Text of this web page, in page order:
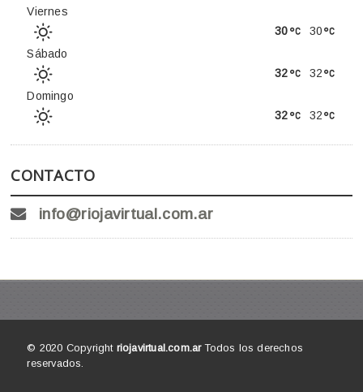
Viernes
30
30
Sábado
32
32
Domingo
32
32
CONTACTO
info@riojavirtual.com.ar
© 2020 Copyright riojavirtual.com.arTodos los derechos
reservados.